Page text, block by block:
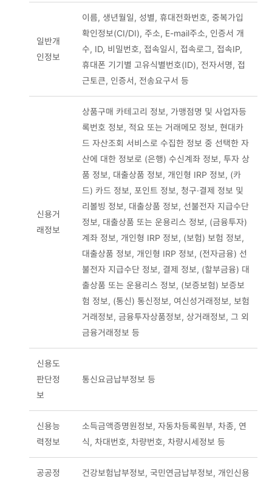
일반개
인정보
이름, 생년월일, 성별, 휴대전화번호, 중복가입
확인정보(CI/DI), 주소, E-mail주소, 인증서 개
수, ID, 비밀번호, 접속일시, 접속로그, 접속IP,
휴대폰 기기별 고유식별번호(ID), 전자서명, 접
근토큰, 인증서, 전송요구서 등
신용거
래정보
상품구매 카테고리 정보, 가맹점명 및 사업자등
록번호 정보, 적요 또는 거래메모 정보, 현대카
드 자산조회 서비스로 수집한 정보 중 선택한 자
산에 대한 정보로 (은행) 수신계좌 정보, 투자 상
품 정보, 대출상품 정보, 개인형 IRP 정보, (카
드) 카드 정보, 포인트 정보, 청구·결제 정보 및
리볼빙 정보, 대출상품 정보, 선불전자 지급수단
정보, 대출상품 또는 운용리스 정보, (금융투자)
계좌 정보, 개인형 IRP 정보, (보험) 보험 정보,
대출상품 정보, 개인형 IRP 정보, (전자금융) 선
불전자 지급수단 정보, 결제 정보, (할부금융) 대
출상품 또는 운용리스 정보, (보증보험) 보증보
험 정보, (통신) 통신정보, 여신성거래정보, 보험
거래정보, 금융투자상품정보, 상거래정보, 그 외
금융거래정보 등
신용도
판단정
보
통신요금납부정보 등
신용능
력정보
소득금액증명원정보, 자동차등록원부, 차종, 연
식, 차대번호, 차량번호, 차량시세정보 등
공공정
건강보험납부정보, 국민연금납부정보, 개인신용